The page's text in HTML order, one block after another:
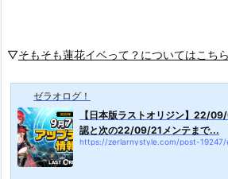
▽そもそも蓮花イベって？についてはこちら
ゼラオログ！
【日本版ラストオリジン】22/
認と次の22/09/21メンテまで...
https://zerlarnystyle.com/post-19247/